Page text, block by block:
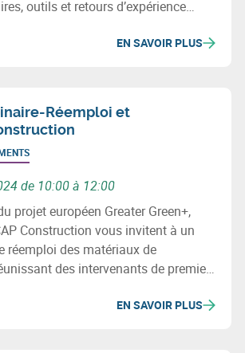
outils et retours d’expérience
EN SAVOIR PLUS
Réemploi et
de 10:00 à 12:00
projet européen Greater Green+,
Construction vous invitent à un
réemploi des matériaux de
des intervenants de premier
EN SAVOIR PLUS